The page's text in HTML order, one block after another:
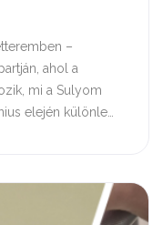
–
ahol a
mi a Sulyom
elején különle…